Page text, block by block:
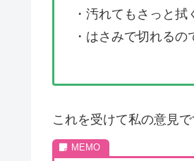
・汚れてもさっと
・はさみで切れる
これを受けて私の意見で